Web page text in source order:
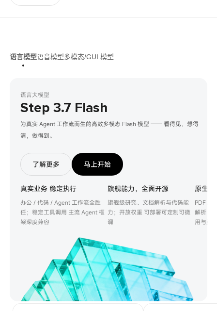
语言模型语音模型多模态/GUI 模型
语言大模型
Step 3.7 Flash
为真实 Agent 工作流而生的高效多模态 Flash 模型 —— 看得见，想得
清，做得到。
了解更多 马上开始
真实业务 稳定执行
办公 / 代码 / Agent 工作流全胜
任；稳定工具调用 主流 Agent 框
架深度兼容
旗舰能力，全面开源
旗舰级研究、文档解析与代码能
力；开放权重 可部署可定制可微
调
原生
PDF、
解析；
用与延